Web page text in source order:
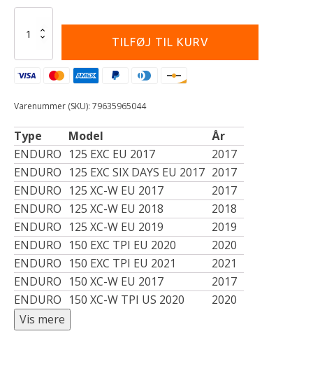
BLACK
antal
TILFØJ TIL KURV
Varenummer (SKU): 79635965044
Type Model
År
ENDURO 125 EXC EU 2017
2017
ENDURO 125 EXC SIX DAYS EU 2017 2017
ENDURO 125 XC-W EU 2017
2017
ENDURO 125 XC-W EU 2018
2018
ENDURO 125 XC-W EU 2019
2019
ENDURO 150 EXC TPI EU 2020
2020
ENDURO 150 EXC TPI EU 2021
2021
ENDURO 150 XC-W EU 2017
2017
ENDURO 150 XC-W TPI US 2020 2020